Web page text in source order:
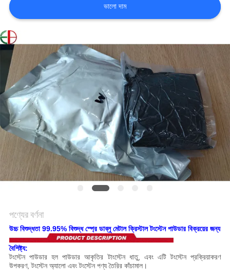
উদ্ধৃতির
জন্য
আবেদন
সাইট
ম্যাপ
গোপনীয়তা
নীতি
ভালো দাম
পণ্যের বর্ণনা
উচ্চ বিশুদ্ধতা 99.95% বিশুদ্ধ স্প্রে ডাব্লু মেটাল ক্রিস্টাল টংস্টেন পাউডার বিক্রয়ের জন্য
বৈশিষ্ট্য:
টংস্টেন পাউডার হল পাউডার আকৃতির টাংস্টেন ধাতু, এবং এটি টংস্টেন প্রক্রিয়াকরণ
উপকরণ, টংস্টেন অ্যালো এবং টংস্টেন পণ্য তৈরির কাঁচামাল।